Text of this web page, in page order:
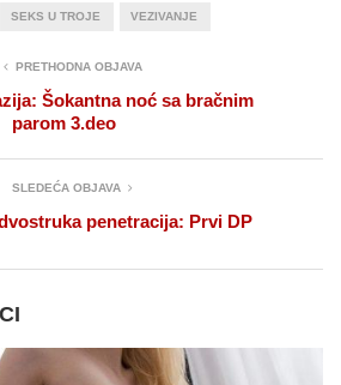
SEKS U TROJE VEZIVANJE
PRETHODNA OBJAVA
Šokantna noć sa bračnim
parom 3.deo
SLEDEĆA OBJAVA
penetracija: Prvi DP